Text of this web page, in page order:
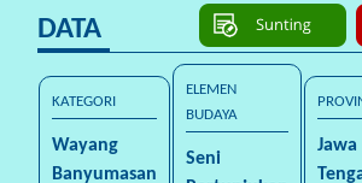
P
r
o
t
e
k
DATA
KATEGORI
Wayang
Banyumasan
ELEMEN
BUDAYA
Seni
Jawa